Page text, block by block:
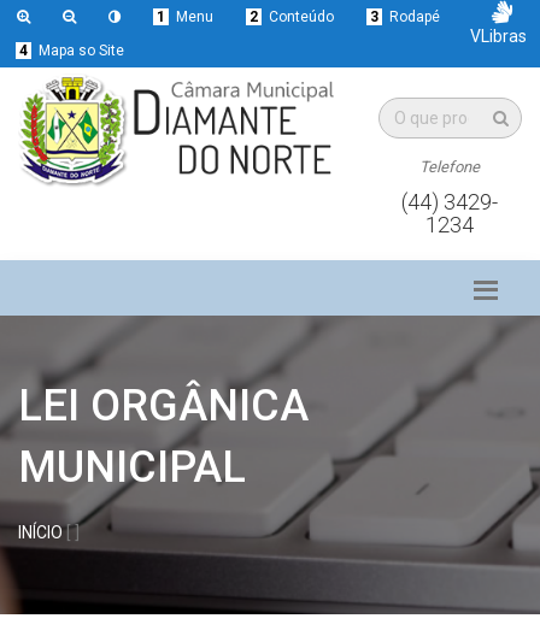
1 Menu 2 Conteúdo 3
Rodapé
4
Mapa so Site
VLibras
Telefone
(44) 3429-
1234
LEI ORGÂNICA
MUNICIPAL
INÍCIO [ ]